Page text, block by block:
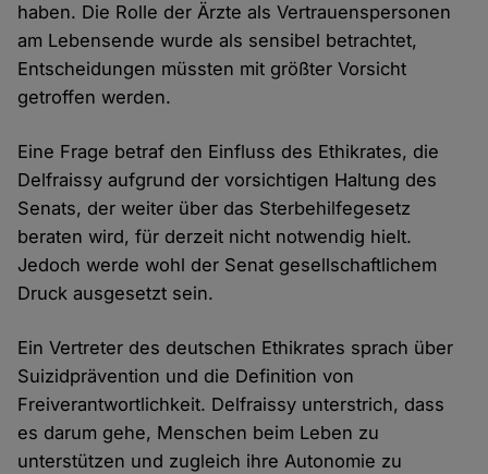
haben. Die Rolle der Ärzte als Vertrauenspersonen
am Lebensende wurde als sensibel betrachtet,
Entscheidungen müssten mit größter Vorsicht
getroffen werden.
Eine Frage betraf den Einfluss des Ethikrates, die
Delfraissy aufgrund der vorsichtigen Haltung des
Senats, der weiter über das Sterbehilfegesetz
beraten wird, für derzeit nicht notwendig hielt.
Jedoch werde wohl der Senat gesellschaftlichem
Druck ausgesetzt sein.
Ein Vertreter des deutschen Ethikrates sprach über
Suizidprävention und die Definition von
Freiverantwortlichkeit. Delfraissy unterstrich, dass
es darum gehe, Menschen beim Leben zu
unterstützen und zugleich ihre Autonomie zu